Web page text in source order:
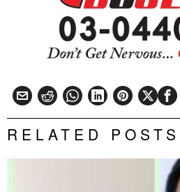
RELATED POSTS